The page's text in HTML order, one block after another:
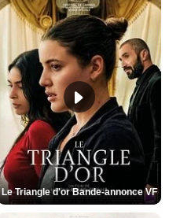
Le Triangle d'or Bande-annonce VF